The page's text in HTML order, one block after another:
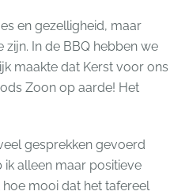
en gezelligheid, maar
In de BBQ hebben we
maakte dat Kerst voor ons
Zoon op aarde! Het
gesprekken gevoerd
alleen maar positieve
mooi dat het tafereel